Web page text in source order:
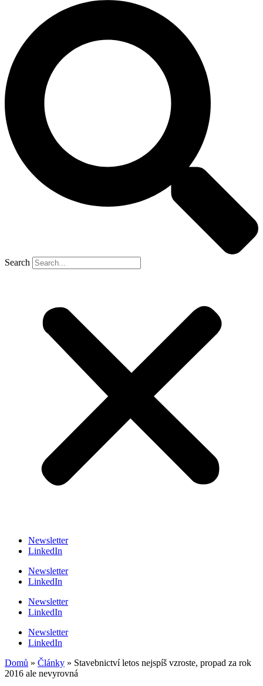
Search
Newsletter
LinkedIn
Newsletter
LinkedIn
Newsletter
LinkedIn
Newsletter
LinkedIn
Domů » Články » Stavebnictví letos nejspíš vzroste, propad za rok
2016 ale nevyrovná